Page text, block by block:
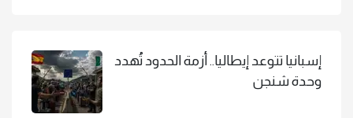
إسبانيا تتوعد إيطاليا.. أزمة الحدود تُهدد
وحدة شنجن